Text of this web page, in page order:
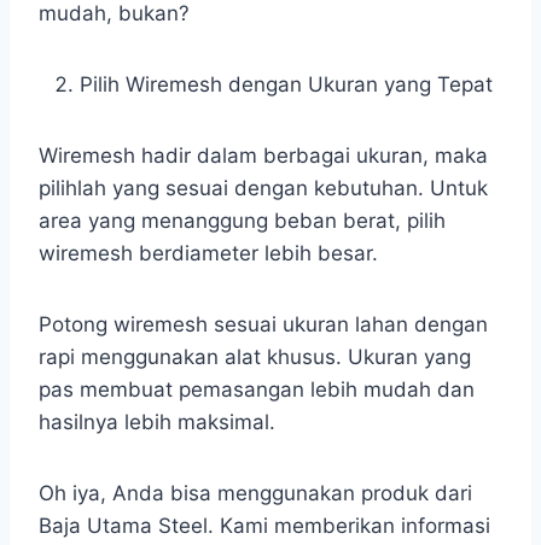
mudah, bukan?
Pilih Wiremesh dengan Ukuran yang Tepat
Wiremesh hadir dalam berbagai ukuran, maka
pilihlah yang sesuai dengan kebutuhan. Untuk
area yang menanggung beban berat, pilih
wiremesh berdiameter lebih besar.
Potong wiremesh sesuai ukuran lahan dengan
rapi menggunakan alat khusus. Ukuran yang
pas membuat pemasangan lebih mudah dan
hasilnya lebih maksimal.
Oh iya, Anda bisa menggunakan produk dari
Baja Utama Steel. Kami memberikan informasi